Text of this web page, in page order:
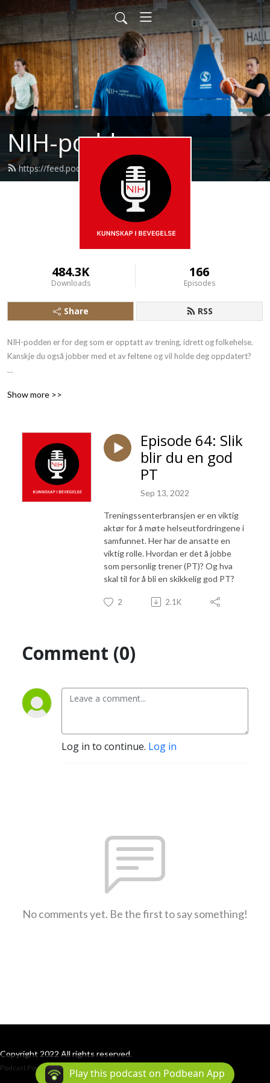
NIH-podden
https://feed.podbean.com/nih/feed.xml
484.3K
Downloads
166
Episodes
Share RSS
NIH-podden er for deg som er opptatt av trening, idrett og folkehelse.
Kanskje du også jobber med et av feltene og vil holde deg oppdatert?
gjør på alt fra utholdenhetstrening, barne- og ungdomsidrett,
Programledere er førsteamanuensis Christina Gjestvang og
innholdsprodusent Gjermund Erikstein-Midtbø.
Show more >>
Episode 64: Slik
blir du en god
PT
Sep 13, 2022
Treningssenterbransjen er en viktig
aktør for å møte helseutfordringene i
samfunnet. Her har de ansatte en
viktig rolle. Hvordan er det å jobbe
som personlig trener (PT)? Og hva
skal til for å bli en skikkelig god PT?
2 2.1K
Comment (0)
Log in to continue. Log in
No comments yet. Be the first to say something!
Copyright 2022 All rights reserved.
Podcast Powered By Podbean
Play this podcast on Podbean App